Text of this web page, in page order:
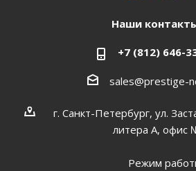
Наши
+7 (812) 646-
sales@prestige-
г. Санкт-Петербург, ул.
литера А, офис
Режим